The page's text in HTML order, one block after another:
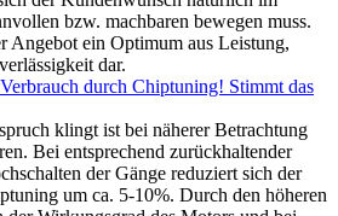
bzw. machbaren bewegen muss.
Angebot ein Optimum aus Leistung,
dar.
durch Chiptuning! Stimmt das
klingt ist bei näherer Betrachtung
Bei entsprechend zurückhaltender
der Gänge reduziert sich der
um ca. 5-10%. Durch den höheren